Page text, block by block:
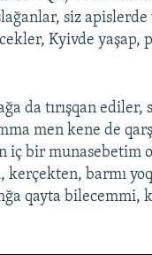
siz
Kyivde yaşap,
da tırışqan
men kene de
iç bir munasebetim
kerçekten, barmı
qayta bilecemmi,